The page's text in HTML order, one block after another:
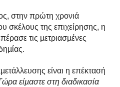
στην πρώτη χρονιά
σκέλους της επιχείρησης, η
τις µετριασµένες
είναι η επέκτασή
είµαστε στη διαδικασία